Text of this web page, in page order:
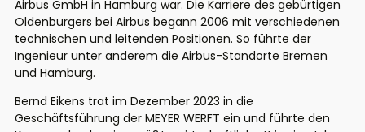
Airbus GmbH in Hamburg war. Die Karriere des gebürtigen
Oldenburgers bei Airbus begann 2006 mit verschiedenen
technischen und leitenden Positionen. So führte der
Ingenieur unter anderem die Airbus-Standorte Bremen
und Hamburg.
Bernd Eikens trat im Dezember 2023 in die
Geschäftsführung der MEYER WERFT ein und führte den